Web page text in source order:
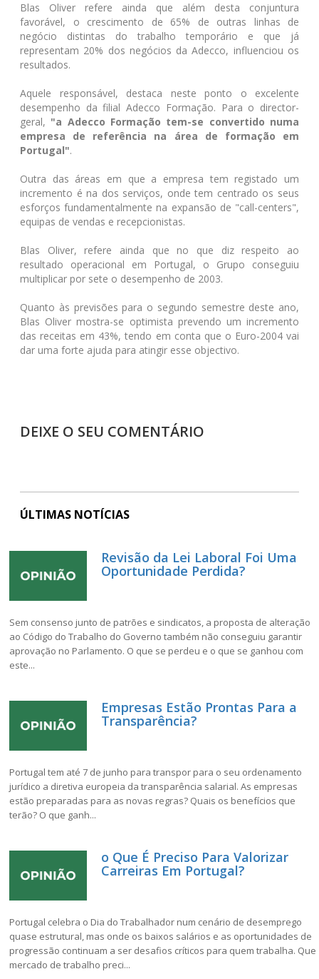
Blas Oliver refere ainda que além desta conjuntura
favorável, o crescimento de 65% de outras linhas de
negócio distintas do trabalho temporário e que já
representam 20% dos negócios da Adecco, influenciou os
resultados.
Aquele responsável, destaca neste ponto o excelente
desempenho da filial Adecco Formação. Para o director-
geral, "a Adecco Formação tem-se convertido numa
empresa de referência na área de formação em
Portugal".
Outra das áreas em que a empresa tem registado um
incremento é na dos serviços, onde tem centrado os seus
esforços fundamentalmente na expansão de "call-centers",
equipas de vendas e recepcionistas.
Blas Oliver, refere ainda que no que diz respeito ao
resultado operacional em Portugal, o Grupo conseguiu
multiplicar por sete o desempenho de 2003.
Quanto às previsões para o segundo semestre deste ano,
Blas Oliver mostra-se optimista prevendo um incremento
das receitas em 43%, tendo em conta que o Euro-2004 vai
dar uma forte ajuda para atingir esse objectivo.
DEIXE O SEU COMENTÁRIO
ÚLTIMAS NOTÍCIAS
Revisão da Lei Laboral Foi Uma
Oportunidade Perdida?
Sem consenso junto de patrões e sindicatos, a proposta de alteração
ao Código do Trabalho do Governo também não conseguiu garantir
aprovação no Parlamento. O que se perdeu e o que se ganhou com
este...
Empresas Estão Prontas Para a
Transparência?
Portugal tem até 7 de junho para transpor para o seu ordenamento
jurídico a diretiva europeia da transparência salarial. As empresas
estão preparadas para as novas regras? Quais os benefícios que
terão? O que ganh...
o Que É Preciso Para Valorizar
Carreiras Em Portugal?
Portugal celebra o Dia do Trabalhador num cenário de desemprego
quase estrutural, mas onde os baixos salários e as oportunidades de
progressão continuam a ser desafios críticos para quem trabalha. Que
mercado de trabalho preci...